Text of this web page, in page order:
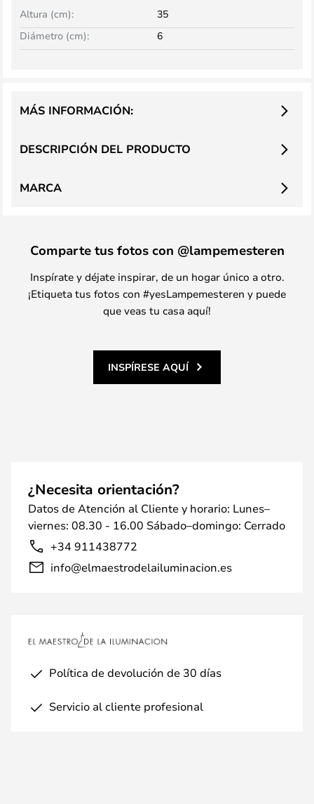
Altura (cm):
35
Diámetro (cm):
6
DESCRIPCIÓN DEL PRODUCTO
MÁS INFORMACIÓN:
MARCA
Comparte tus fotos con @lampemesteren
Inspírate y déjate inspirar, de un hogar único a otro.
¡Etiqueta tus fotos con #yesLampemesteren y puede
que veas tu casa aquí!
INSPÍRESE AQUÍ
¿Necesita orientación?
Datos de Atención al Cliente y horario: Lunes–
viernes: 08.30 - 16.00 Sábado–domingo: Cerrado
+34 911438772
info@elmaestrodelailuminacion.es
Política de devolución de 30 días
Servicio al cliente profesional